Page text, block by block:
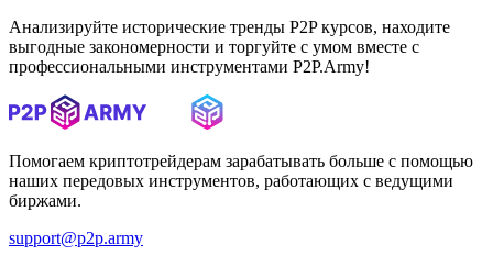
Анализируйте исторические тренды P2P курсов, находите
выгодные закономерности и торгуйте с умом вместе с
профессиональными инструментами P2P.Army!
Помогаем криптотрейдерам зарабатывать больше с помощью
наших передовых инструментов, работающих с ведущими
биржами.
support@p2p.army